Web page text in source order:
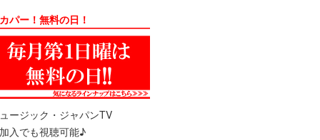
パー！無料の日！
ージック・ジャパンTV
入でも視聴可能♪